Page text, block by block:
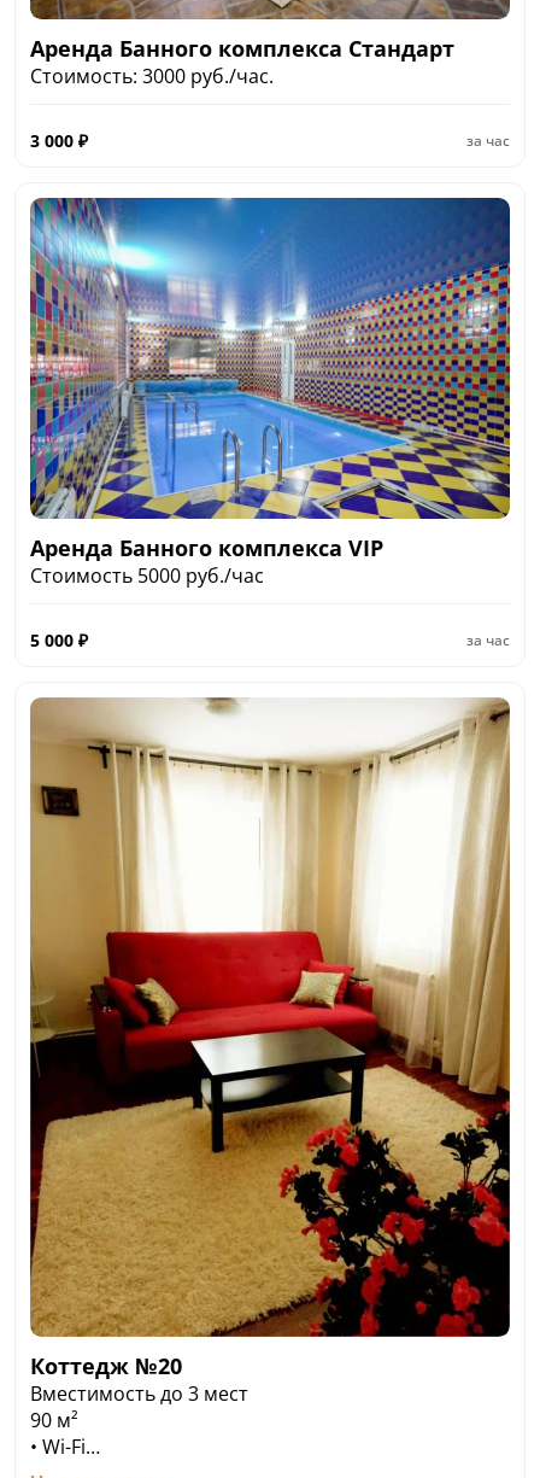
Аренда Банного комплекса Стандарт
Стоимость: 3000 руб./час.
3 000 ₽ за час
Аренда Банного комплекса VIP
Стоимость 5000 руб./час
5 000 ₽ за час
Коттедж №20
Вместимость до 3 мест
90 м²
• Wi-Fi